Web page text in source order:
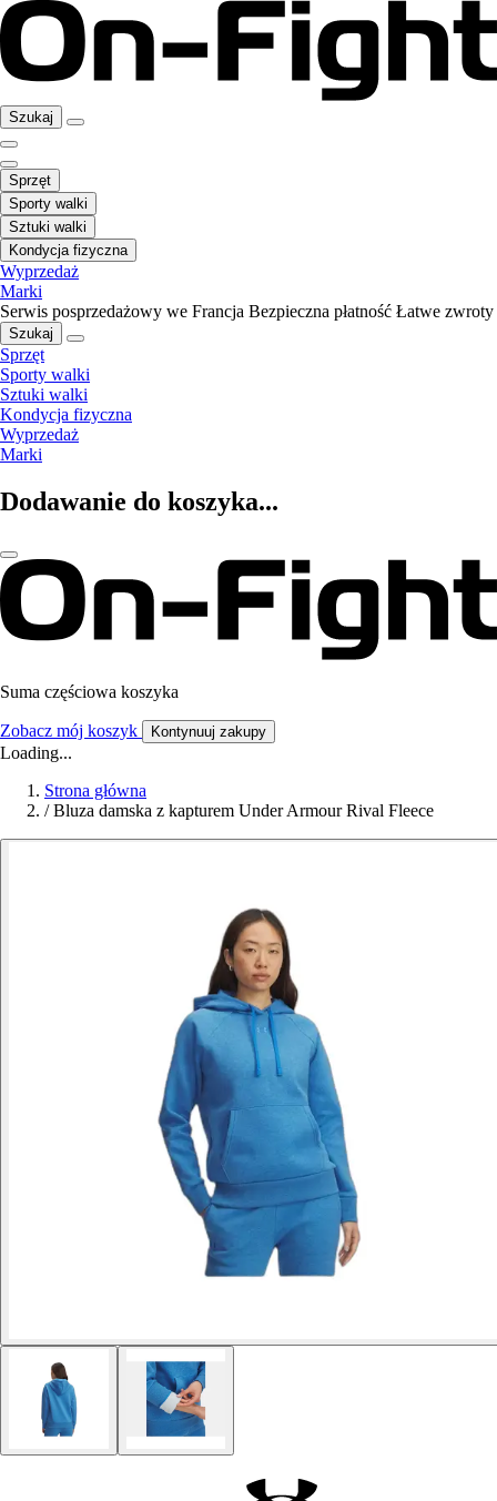
Szukaj
Sprzęt
Sporty walki
Sztuki walki
Kondycja fizyczna
Wyprzedaż
Marki
Serwis posprzedażowy we Francja Bezpieczna płatność Łatwe zwroty
Szukaj
Sprzęt
Sporty walki
Sztuki walki
Kondycja fizyczna
Wyprzedaż
Marki
Dodawanie do koszyka...
Suma częściowa koszyka
Zobacz mój koszyk Kontynuuj zakupy
Loading...
Strona główna
/ Bluza damska z kapturem Under Armour Rival Fleece